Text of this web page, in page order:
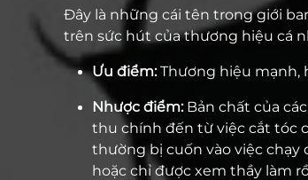
Đây là những cái tên trong giới
trên sức hút của thương hiệu cá
Ưu điểm:Thương hiệu mạnh,
Nhược điểm:Bản chất của
thu chính đến từ việc cắt tóc
thường bị cuốn vào việc chạy
hoặc chỉ được xem thầy làm